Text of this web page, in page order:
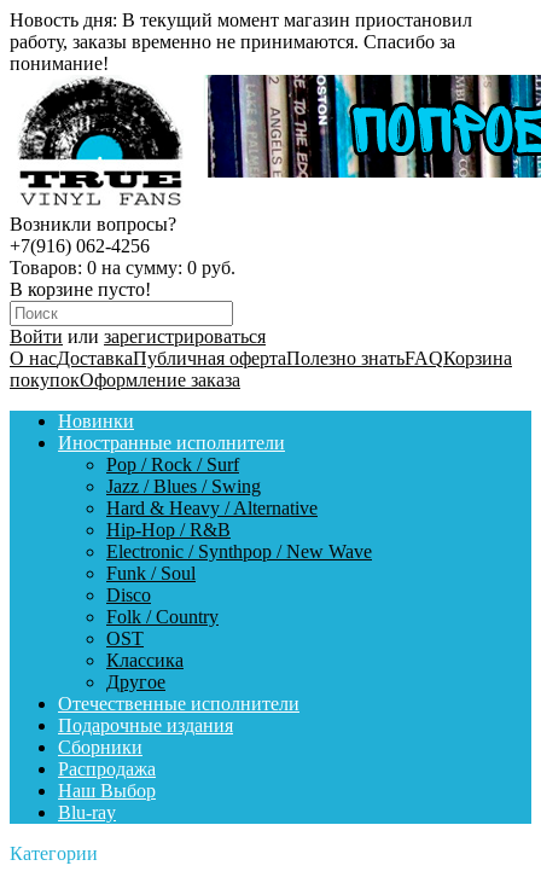
Новость дня: В текущий момент магазин приостановил
работу, заказы временно не принимаются. Спасибо за
понимание!
Возникли вопросы?
+7(916) 062-4256
Товаров: 0 на сумму: 0 руб.
В корзине пусто!
Войти или зарегистрироваться
О насДоставкаПубличная офертаПолезно знатьFAQКорзина
покупокОформление заказа
Новинки
Иностранные исполнители
Pop / Rock / Surf
Jazz / Blues / Swing
Hard & Heavy / Alternative
Hip-Hop / R&B
Electronic / Synthpop / New Wave
Funk / Soul
Disco
Folk / Country
OST
Классика
Другое
Отечественные исполнители
Подарочные издания
Сборники
Распродажа
Наш Выбор
Blu-ray
Категории